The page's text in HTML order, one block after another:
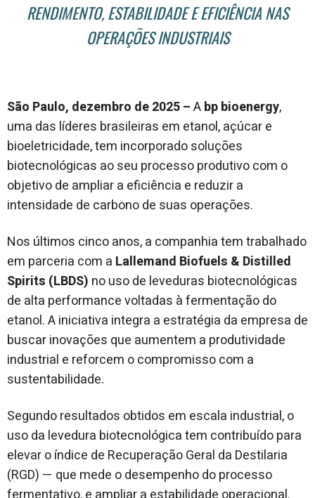
RENDIMENTO, ESTABILIDADE E EFICIÊNCIA NAS
OPERAÇÕES INDUSTRIAIS
São Paulo, dezembro de 2025 –Abp bioenergy,
uma das líderes brasileiras em etanol, açúcar e
bioeletricidade, tem incorporado soluções
biotecnológicas ao seu processo produtivo com o
objetivo de ampliar a eficiência e reduzir a
intensidade de carbono de suas operações.
Nos últimos cinco anos, a companhia tem trabalhado
em parceria com a Lallemand Biofuels & Distilled
Spirits (LBDS) no uso de leveduras biotecnológicas
de alta performance voltadas à fermentação do
etanol. A iniciativa integra a estratégia da empresa de
buscar inovações que aumentem a produtividade
industrial e reforcem o compromisso com a
sustentabilidade.
Segundo resultados obtidos em escala industrial, o
uso da levedura biotecnológica tem contribuído para
elevar o índice de Recuperação Geral da Destilaria
(RGD) — que mede o desempenho do processo